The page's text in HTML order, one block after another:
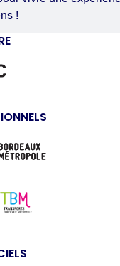
!